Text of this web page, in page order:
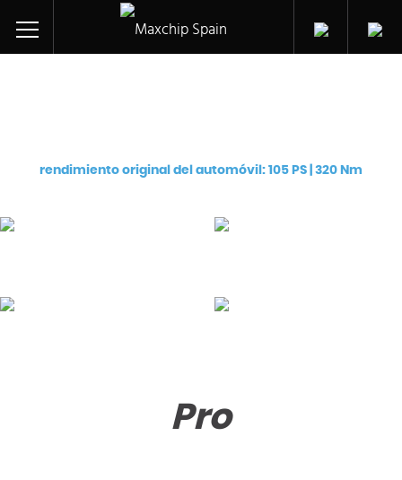
rendimiento original del automóvil: 105 PS | 320 Nm
Pro